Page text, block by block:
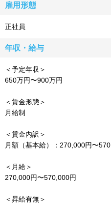
雇用形態
正社員
年収・給与
＜予定年収＞
650万円〜900万円
＜賃金形態＞
月給制
＜賃金内訳＞
月額（基本給）：270,000円〜
＜月給＞
270,000円〜570,000円
＜昇給有無＞